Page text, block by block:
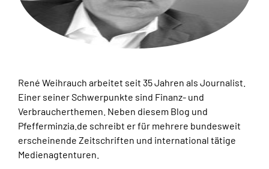
René Weihrauch arbeitet seit 35 Jahren als Journalist.
Einer seiner Schwerpunkte sind Finanz- und
Verbraucherthemen. Neben diesem Blog und
Pfefferminzia.de schreibt er für mehrere bundesweit
erscheinende Zeitschriften und international tätige
Medienagtenturen.